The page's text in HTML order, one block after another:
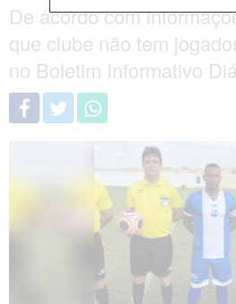
De acordo com
que clube não tem
no Boletim Informativo